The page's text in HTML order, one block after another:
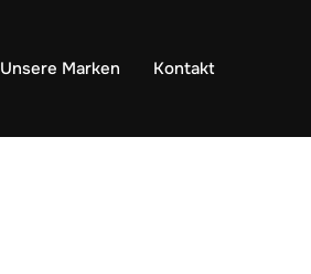
Unsere Marken Kontakt